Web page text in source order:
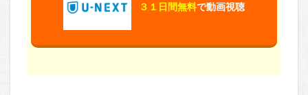
３１日間無料で動画視聴